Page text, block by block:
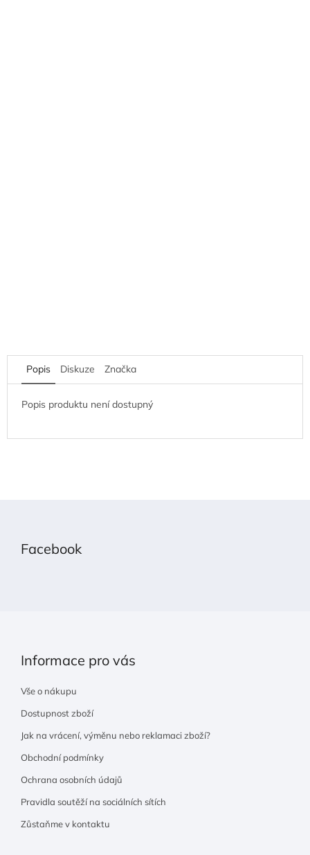
Popis Diskuze Značka
Popis produktu není dostupný
Facebook
Informace pro vás
Vše o nákupu
Dostupnost zboží
Jak na vrácení, výměnu nebo reklamaci zboží?
Obchodní podmínky
Ochrana osobních údajů
Pravidla soutěží na sociálních sítích
Zůstaňme v kontaktu